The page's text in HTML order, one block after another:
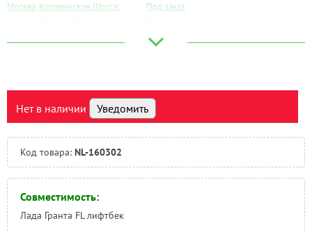
Москва, Коровинское Шоссе:
Под заказ
Под заказ
Под заказ
Тюмень:
Под заказ
Нет в наличии Уведомить
Код товара: NL-160302
Совместимость:
Лада Гранта FL лифтбек